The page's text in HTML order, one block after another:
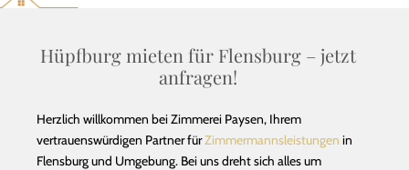
Hüpfburg mieten für Flensburg – jetzt
anfragen!
Herzlich willkommen bei Zimmerei Paysen, Ihrem
vertrauenswürdigen Partner fürZimmermannsleistungen in
Flensburg und Umgebung. Bei uns dreht sich alles um